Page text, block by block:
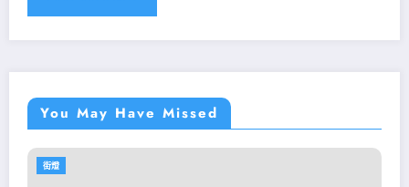
You May Have Missed